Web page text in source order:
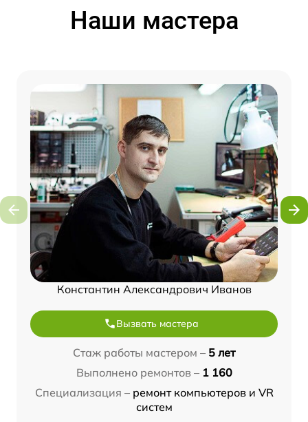
Наши мастера
Константин Александрович Иванов
Вызвать мастера
Стаж работы мастером – 5 лет
Выполнено ремонтов – 1 160
Специализация – ремонт компьютеров и VR
систем